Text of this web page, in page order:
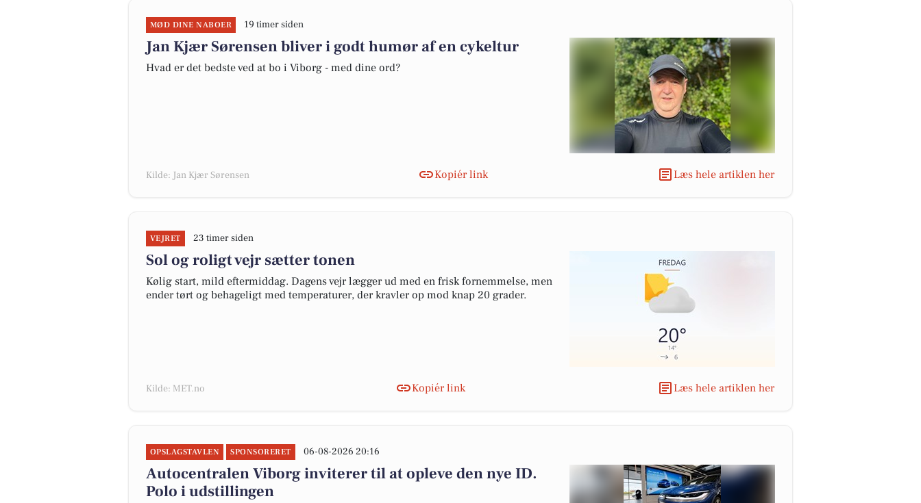
MØD DINE NABOER 19 timer siden
Jan Kjær Sørensen bliver i godt humør af en cykeltur
Hvad er det bedste ved at bo i Viborg - med dine ord?
Kilde: Jan Kjær Sørensen Kopiér link Læs hele artiklen her
VEJRET 23 timer siden
Sol og roligt vejr sætter tonen
Kølig start, mild eftermiddag. Dagens vejr lægger ud med en frisk fornemmelse, men
ender tørt og behageligt med temperaturer, der kravler op mod knap 20 grader.
Kilde: MET.no Kopiér link Læs hele artiklen her
OPSLAGSTAVLEN SPONSORERET 06-08-2026 20:16
Autocentralen Viborg inviterer til at opleve den nye ID.
Polo i udstillingen